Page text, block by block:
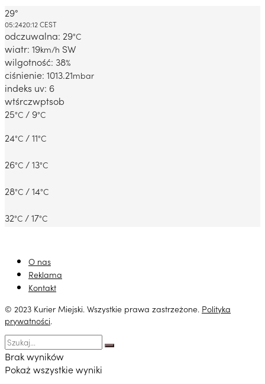
Dabrowa Gornicza, PL
29°
05:2420:12 CEST
odczuwalna: 29°C
wiatr: 19km/h SW
wilgotność: 38%
ciśnienie: 1013.21mbar
indeks uv: 6
wtśrczwptsob
25°C / 9°C
24°C / 11°C
26°C / 13°C
28°C / 14°C
32°C / 17°C
O nas
Reklama
Kontakt
© 2023 Kurier Miejski. Wszystkie prawa zastrzeżone. Polityka
prywatności.
Brak wyników
Pokaż wszystkie wyniki